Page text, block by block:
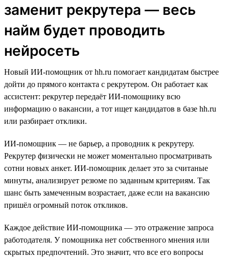
заменит рекрутера — весь
найм будет проводить
нейросеть
Новый ИИ-помощник от hh.ru помогает кандидатам быстрее
дойти до прямого контакта с рекрутером. Он работает как
ассистент: рекрутер передаёт ИИ-помощнику всю
информацию о вакансии, а тот ищет кандидатов в базе hh.ru
или разбирает отклики.
ИИ-помощник — не барьер, а проводник к рекрутеру.
Рекрутер физически не может моментально просматривать
сотни новых анкет. ИИ-помощник делает это за считаные
минуты, анализирует резюме по заданным критериям. Так
шанс быть замеченным возрастает, даже если на вакансию
пришёл огромный поток откликов.
Каждое действие ИИ-помощника — это отражение запроса
работодателя. У помощника нет собственного мнения или
скрытых предпочтений. Это значит, что все его вопросы